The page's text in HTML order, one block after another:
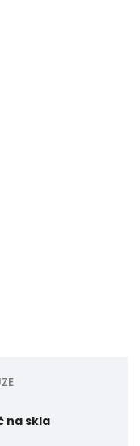
na skla